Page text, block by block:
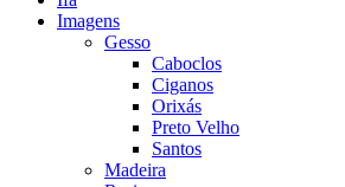
Imagens
Gesso
Caboclos
Ciganos
Orixás
Preto Velho
Santos
Madeira